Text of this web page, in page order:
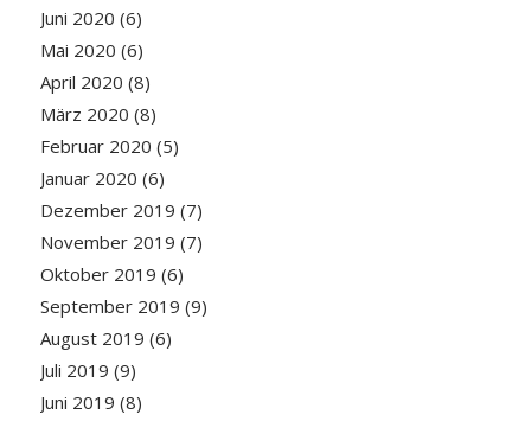
Juni 2020 (6)
Mai 2020 (6)
April 2020 (8)
März 2020 (8)
Februar 2020 (5)
Januar 2020 (6)
Dezember 2019 (7)
November 2019 (7)
Oktober 2019 (6)
September 2019 (9)
August 2019 (6)
Juli 2019 (9)
Juni 2019 (8)